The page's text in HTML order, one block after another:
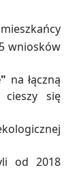
mieszkańcy
wniosków
na łączną
się
od 2018